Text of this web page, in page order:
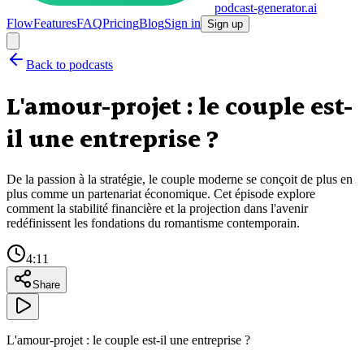
podcast-generator.ai
FlowFeaturesFAQPricingBlogSign in Sign up
Back to podcasts
L'amour-projet : le couple est-
il une entreprise ?
De la passion à la stratégie, le couple moderne se conçoit de plus en
plus comme un partenariat économique. Cet épisode explore
comment la stabilité financière et la projection dans l'avenir
redéfinissent les fondations du romantisme contemporain.
4:11
Share
L'amour-projet : le couple est-il une entreprise ?